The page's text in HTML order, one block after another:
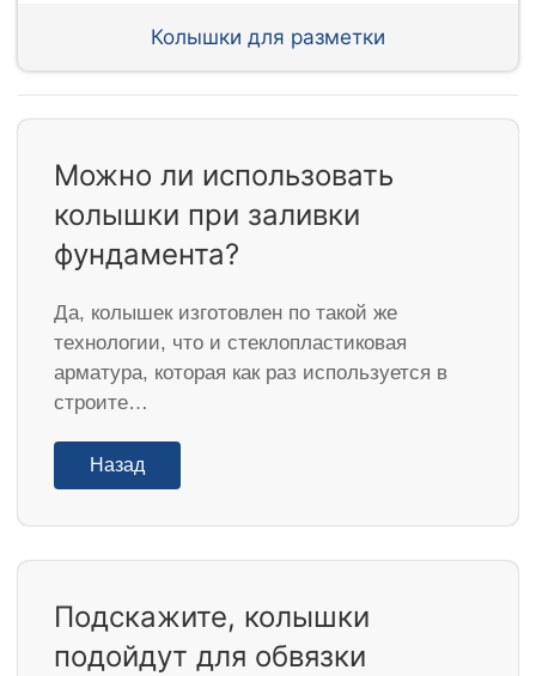
Колышки для разметки
Можно ли использовать
колышки при заливки
фундамента?
Да, колышек изготовлен по такой же
технологии, что и стеклопластиковая
арматура, которая как раз используется в
строите…
Назад
Подскажите, колышки
подойдут для обвязки